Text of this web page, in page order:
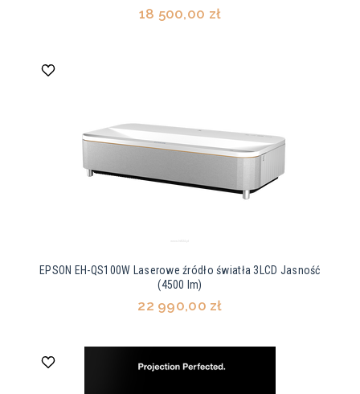
18 500,00 zł
EPSON EH-QS100W Laserowe źródło światła 3LCD Jasność
(4500 lm)
22 990,00 zł